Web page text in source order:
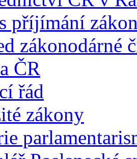
příjímání
zákonodárné
ČR
řád
zákony